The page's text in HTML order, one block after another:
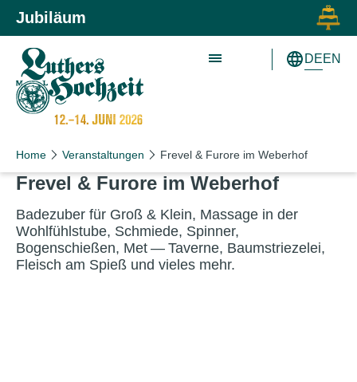
Zum Inhalt springen
Zur Hauptnavigation springen
Jubiläum
DEEN
Home Veranstaltungen Frevel & Furore im Weberhof
Frevel & Furore im Weberhof
Badezuber für Groß & Klein, Massage in der
Wohlfühlstube, Schmiede, Spinner,
Bogenschießen, Met — Taverne, Baumstriezelei,
Fleisch am Spieß und vieles mehr.